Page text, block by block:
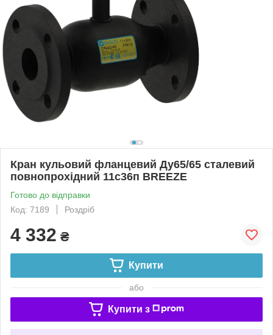
Кран кульовий фланцевий Ду65/65 сталевий
повнопрохідний 11с36п BREEZE
Готово до відправки
Код: 7189
Роздріб
4 332 ₴
Купити
або
Купити з